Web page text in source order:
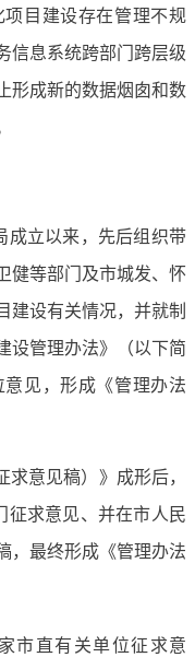
目建设存在管理不规
信息系统跨部门跨层级
形成新的数据烟囱和数
成立以来，先后组织带
健等部门及市城发、怀
建设有关情况，并就制
设管理办法》（以下简
见，形成《管理办法
意见稿）》成形后，
征求意见、并在市人民
，最终形成《管理办法
市直有关单位征求意